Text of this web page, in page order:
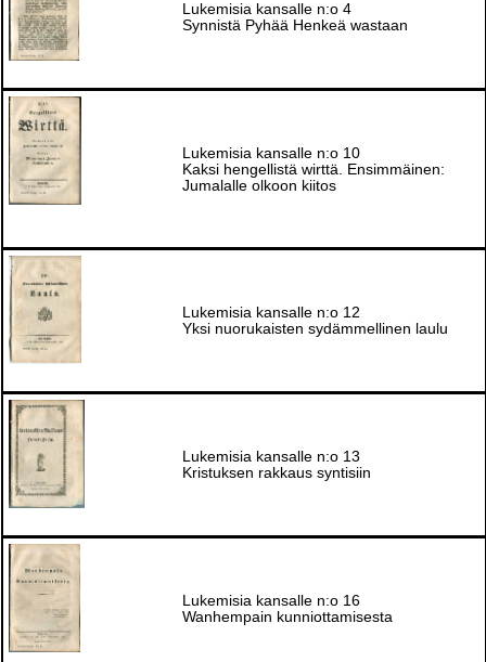
Lukemisia kansalle n:o 4
Synnistä Pyhää Henkeä wastaan
Lukemisia kansalle n:o 10
Kaksi hengellistä wirttä. Ensimmäinen:
Jumalalle olkoon kiitos
Lukemisia kansalle n:o 12
Yksi nuorukaisten sydämmellinen laulu
Lukemisia kansalle n:o 13
Kristuksen rakkaus syntisiin
Lukemisia kansalle n:o 16
Wanhempain kunniottamisesta